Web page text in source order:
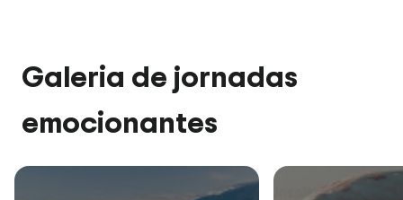
Galeria de jornadas
emocionantes